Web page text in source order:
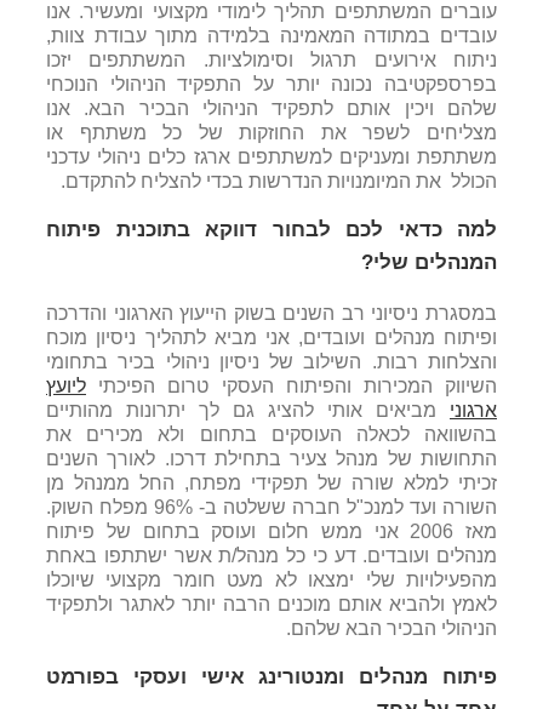
עוברים המשתתפים תהליך לימודי מקצועי ומעשיר. אנו
עובדים במתודה המאמינה בלמידה מתוך עבודת צוות,
ניתוח אירועים תרגול וסימולציות. המשתתפים יזכו
בפרספקטיבה נכונה יותר על התפקיד הניהולי הנוכחי
שלהם ויכין אותם לתפקיד הניהולי הבכיר הבא. אנו
מצליחים לשפר את החוזקות של כל משתתף או
משתתפת ומעניקים למשתתפים ארגז כלים ניהולי עדכני
הכולל את המיומנויות הנדרשות בכדי להצליח להתקדם.
למה כדאי לכם לבחור דווקא בתוכנית פיתוח
המנהלים שלי?
במסגרת ניסיוני רב השנים בשוק הייעוץ הארגוני והדרכה
ופיתוח מנהלים ועובדים, אני מביא לתהליך ניסיון מוכח
והצלחות רבות. השילוב של ניסיון ניהולי בכיר בתחומי
השיווק המכירות והפיתוח העסקי טרום הפיכתי ליועץ
ארגוני מביאים אותי להציג גם לך יתרונות מהותיים
בהשוואה לכאלה העוסקים בתחום ולא מכירים את
התחושות של מנהל צעיר בתחילת דרכו. לאורך השנים
זכיתי למלא שורה של תפקידי מפתח, החל ממנהל מן
השורה ועד למנכ"ל חברה ששלטה ב- 96% מפלח השוק.
מאז 2006 אני ממש חלום ועוסק בתחום של פיתוח
מנהלים ועובדים. דע כי כל מנהל/ת אשר ישתתפו באחת
מהפעילויות שלי ימצאו לא מעט חומר מקצועי שיוכלו
לאמץ ולהביא אותם מוכנים הרבה יותר לאתגר ולתפקיד
הניהולי הבכיר הבא שלהם.
פיתוח מנהלים ומנטורינג אישי ועסקי בפורמט